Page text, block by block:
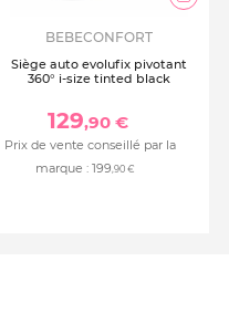
BEBECONFORT
Siège auto evolufix pivotant
360° i-size tinted black
129,90 €
Prix de vente conseillé par la
marque : 199 ,90 €